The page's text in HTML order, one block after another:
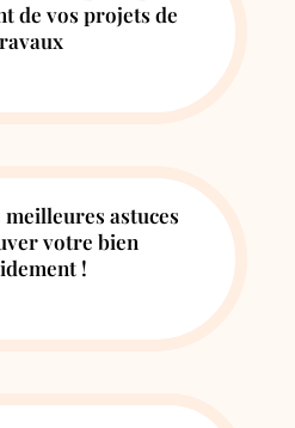
de vos projets de
meilleures astuces
votre bien
!